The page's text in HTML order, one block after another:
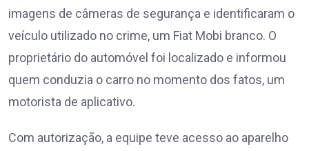
imagens de câmeras de segurança e identificaram o
veículo utilizado no crime, um Fiat Mobi branco. O
proprietário do automóvel foi localizado e informou
quem conduzia o carro no momento dos fatos, um
motorista de aplicativo.
Com autorização, a equipe teve acesso ao aparelho